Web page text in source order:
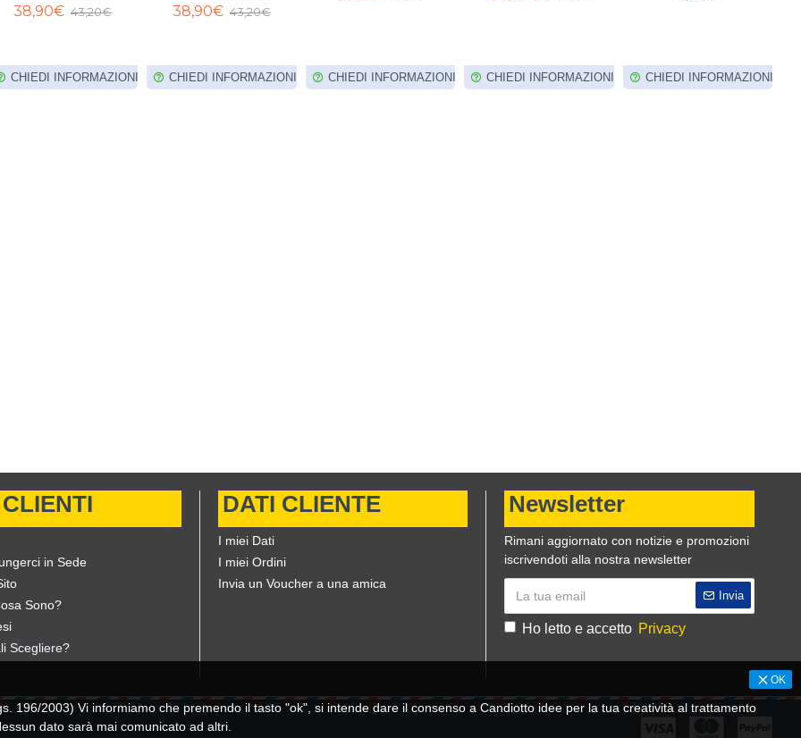
CHIEDI INFORMAZIONI
23,00€
CHIEDI INFORMAZIONI CHIEDI INFORMAZIONI CHIEDI INFORMAZIONI CHIEDI INFORMAZIONI
in Sede
Sono?
Scegliere?
DATI CLIENTE
I miei Dati
I miei Ordini
Invia un Voucher a una amica
Newsletter
Rimani aggiornato con notizie e promozioni
iscrivendoti alla nostra newsletter
Invia
Ho letto e accetto Privacy
OK
196/2003) Vi informiamo che premendo il tasto "ok", si intende dare il consenso a Candiotto idee per la tua creatività al trattamento
dato sarà mai comunicato ad altri.